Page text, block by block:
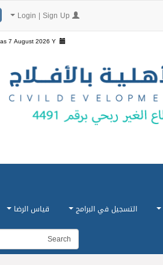
7 August 2026 Y
التسجيل في البرامج قياس الرضا